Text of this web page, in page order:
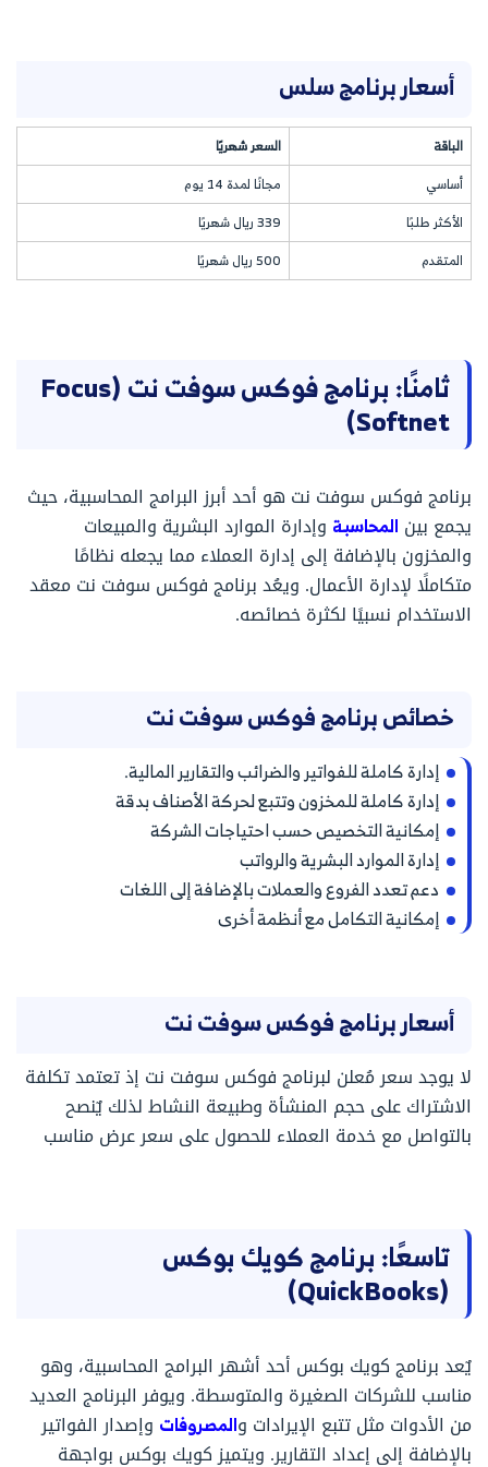
أسعار برنامج سلس
الباقة
السعر شهريًا
أساسي
مجانًا لمدة 14 يوم
الأكثر طلبًا
339 ريال شهريًا
المتقدم
500 ريال شهريًا
ثامنًا: برنامج فوكس سوفت نت (Focus
Softnet)
برنامج فوكس سوفت نت هو أحد أبرز البرامج المحاسبية، حيث
يجمع بين المحاسبة وإدارة الموارد البشرية والمبيعات
والمخزون بالإضافة إلى إدارة العملاء مما يجعله نظامًا
متكاملًا لإدارة الأعمال. ويعُد برنامج فوكس سوفت نت معقد
الاستخدام نسبيًا لكثرة خصائصه.
خصائص برنامج فوكس سوفت نت
إدارة كاملة للفواتير والضرائب والتقارير المالية.
إدارة كاملة للمخزون وتتبع لحركة الأصناف بدقة
إمكانية التخصيص حسب احتياجات الشركة
إدارة الموارد البشرية والرواتب
دعم تعدد الفروع والعملات بالإضافة إلى اللغات
إمكانية التكامل مع أنظمة أخرى
أسعار برنامج فوكس سوفت نت
لا يوجد سعر مُعلن لبرنامج فوكس سوفت نت إذ تعتمد تكلفة
الاشتراك على حجم المنشأة وطبيعة النشاط لذلك يٌنصح
بالتواصل مع خدمة العملاء للحصول على سعر عرض مناسب
تاسعًا: برنامج كويك بوكس
(QuickBooks)
يٌعد برنامج كويك بوكس أحد أشهر البرامج المحاسبية، وهو
مناسب للشركات الصغيرة والمتوسطة. ويوفر البرنامج العديد
من الأدوات مثل تتبع الإيرادات والمصروفات وإصدار الفواتير
بالإضافة إلى إعداد التقارير. ويتميز كويك بوكس بواجهة